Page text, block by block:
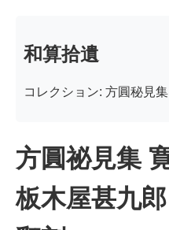
和算拾遺
コレクション: 方圓秘見集
方圓祕見集
板木屋甚九